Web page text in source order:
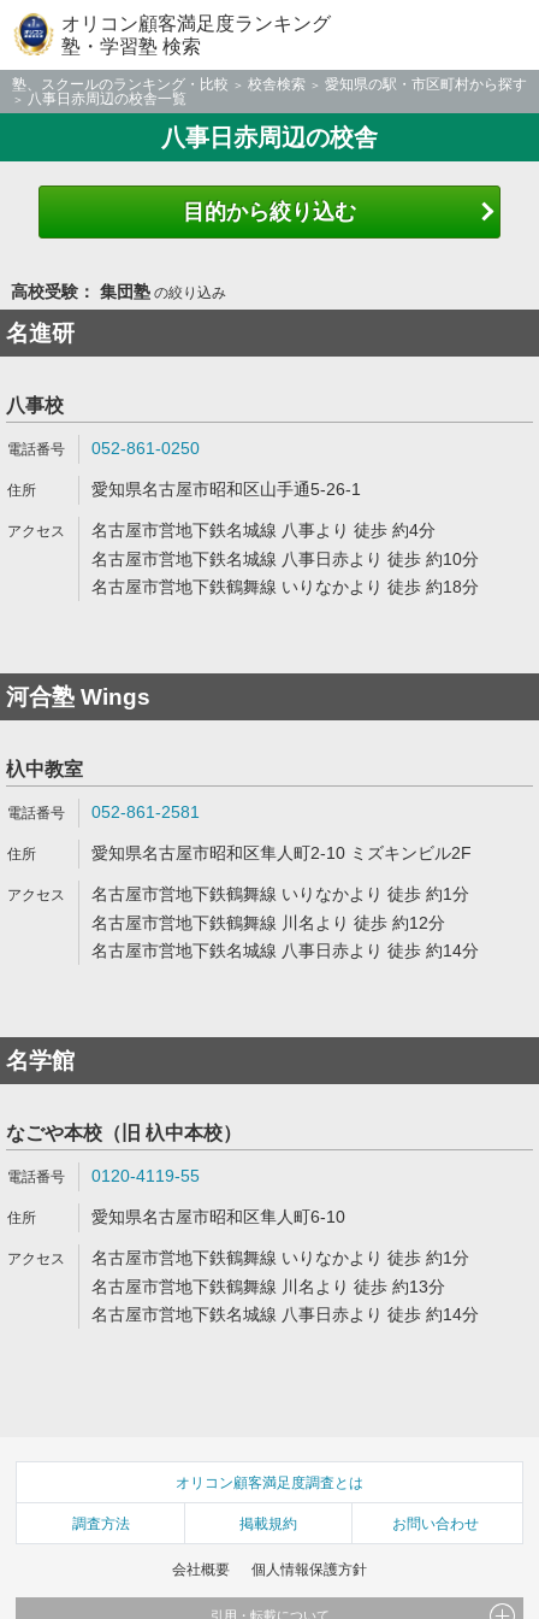
オリコン顧客満足度ランキング
塾・学習塾 検索
塾、スクールのランキング・比較 校舎検索
愛知県の駅・市区町村から探す
八事日赤周辺の校舎一覧
八事日赤周辺の校舎
目的から絞り込む
高校受験： 集団塾の絞り込み
名進研
八事校
052-861-0250
愛知県名古屋市昭和区山手通5-26-1
名古屋市営地下鉄名城線 八事より 徒歩 約4分
名古屋市営地下鉄名城線 八事日赤より 徒歩 約10分
名古屋市営地下鉄鶴舞線 いりなかより 徒歩 約18分
河合塾 Wings
杁中教室
052-861-2581
愛知県名古屋市昭和区隼人町2-10 ミズキンビル2F
名古屋市営地下鉄鶴舞線 いりなかより 徒歩 約1分
名古屋市営地下鉄鶴舞線 川名より 徒歩 約12分
名古屋市営地下鉄名城線 八事日赤より 徒歩 約14分
名学館
なごや本校（旧 杁中本校）
0120-4119-55
愛知県名古屋市昭和区隼人町6-10
名古屋市営地下鉄鶴舞線 いりなかより 徒歩 約1分
名古屋市営地下鉄鶴舞線 川名より 徒歩 約13分
名古屋市営地下鉄名城線 八事日赤より 徒歩 約14分
オリコン顧客満足度調査とは
調査方法 掲載規約 お問い合わせ
会社概要 個人情報保護方針
引用・転載について